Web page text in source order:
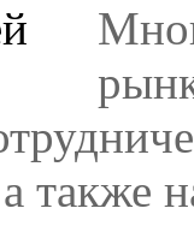
также